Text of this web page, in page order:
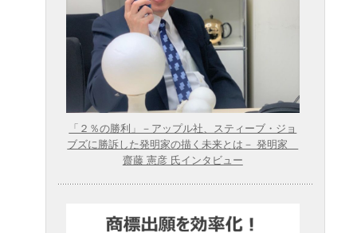
「２％の勝利」－アップル社、スティーブ・ジョ
ブズに勝訴した発明家の描く未来とは－ 発明家
齋藤 憲彦 氏インタビュー